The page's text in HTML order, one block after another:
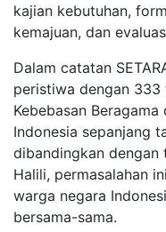
kajian kebutuhan,
kemajuan, dan
Dalam catatan
peristiwa dengan
Kebebasan
Indonesia sepanjang
dibandingkan dengan
Halili, permasalahan
warga negara
bersama-sama.